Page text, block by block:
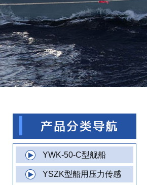
YWK-50-C型舰船
YSZK型船用压力传感